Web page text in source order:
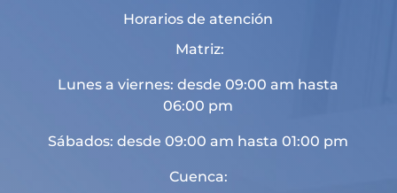
Horarios de atención
Matriz:
Lunes a viernes: desde 09:00 am hasta
06:00 pm
Sábados: desde 09:00 am hasta 01:00 pm
Cuenca: